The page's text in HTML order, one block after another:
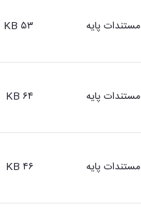
مستندات پایه ۵۳ KB
مستندات پایه ۶۴ KB
مستندات پایه ۴۶ KB